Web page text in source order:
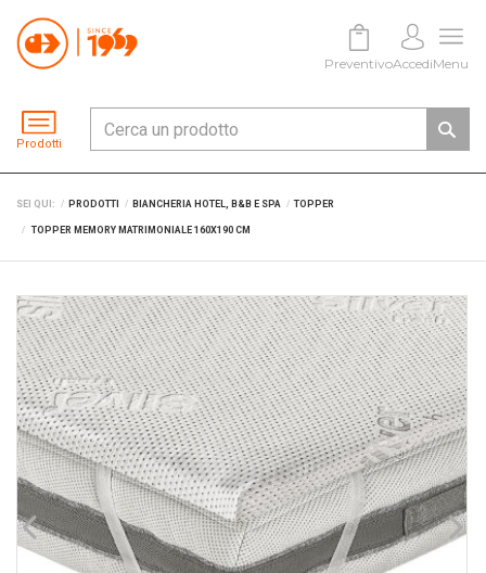
Prodotti
PreventivoAccediMenu
SEI QUI: PRODOTTI BIANCHERIA HOTEL, B&B E SPA TOPPER
TOPPER MEMORY MATRIMONIALE 160X190 CM